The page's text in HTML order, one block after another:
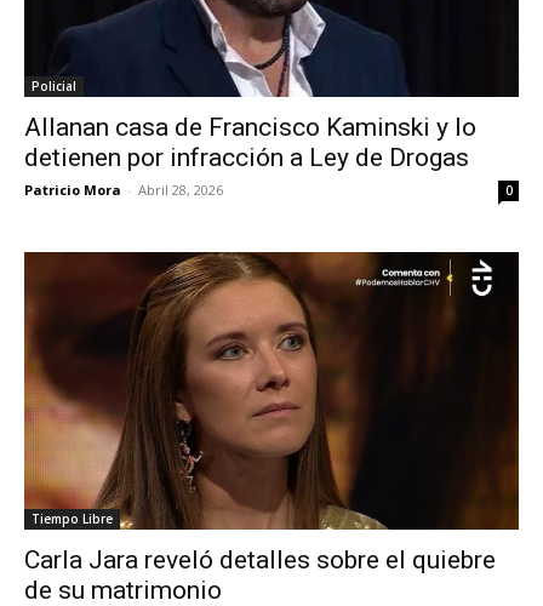
Policial
Allanan casa de Francisco Kaminski y lo
detienen por infracción a Ley de Drogas
Patricio Mora - Abril 28, 2026 0
Tiempo Libre
Carla Jara reveló detalles sobre el quiebre
de su matrimonio